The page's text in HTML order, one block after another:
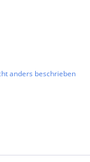
anders beschrieben